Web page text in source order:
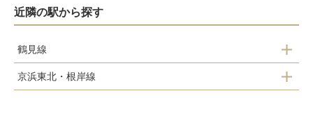
近隣の駅から探す
鶴見線
鶴見
京浜東北・根岸線